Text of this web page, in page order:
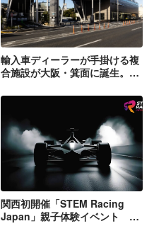
輸入車ディーラーが手掛ける複
合施設が大阪・箕面に誕生。
面」のほか、緑やアートを感じ
る屋上テラスやスターバックス
コーヒーが楽しめる「mino
terrace」
関西初開催「STEM Racing
Japan」親子体験イベント